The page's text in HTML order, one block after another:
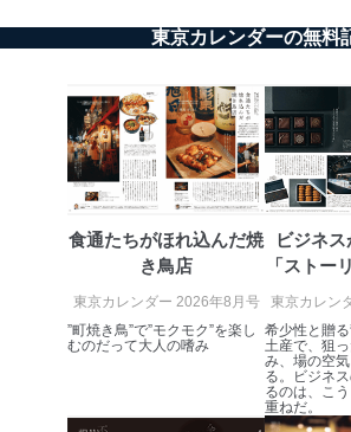
4
採用応募者の方の
採用選考、ご連絡
5
人情報
め
6
パートナー（提携
企業）からの委託
により当社の
定期購読サービス
個人情報
購入商品配送のた
提携企業及びお
た商品の発売元
ル等による商品、
サービス、キャ
に関するご案内の
7
SNS公式アカウン
トに登録された方
当社のサービス
お問い合わせ対
処、オペレーター
質向上のため
その他当社のプ
ー等にて公表す
ため
東京カレンダーの無料
食通たちがほれ込んだ焼
き鳥店
東京カレンダー 2026年8月号
”町焼き鳥”で”モクモク”を楽し
むのだって大人の嗜み
ビジネス
「ストー
東京カレン
希少性と贈
土産で、狙
み、場の空
る。ビジネ
るのは、こ
重ねだ。